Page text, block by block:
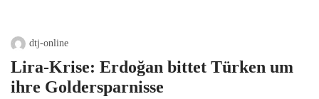
dtj-online
Lira-Krise: Erdoğan bittet Türken um
ihre Goldersparnisse